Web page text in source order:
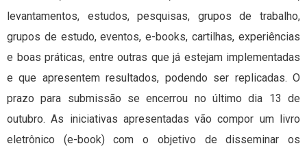
levantamentos, estudos, pesquisas, grupos de trabalho,
grupos de estudo, eventos, e-books, cartilhas, experiências
e boas práticas, entre outras que já estejam implementadas
e que apresentem resultados, podendo ser replicadas. O
prazo para submissão se encerrou no último dia 13 de
outubro. As iniciativas apresentadas vão compor um livro
eletrônico (e-book) com o objetivo de disseminar os